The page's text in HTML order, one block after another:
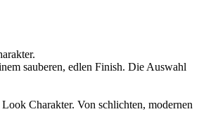
sauberen, edlen Finish. Die Auswahl
Charakter. Von schlichten, modernen